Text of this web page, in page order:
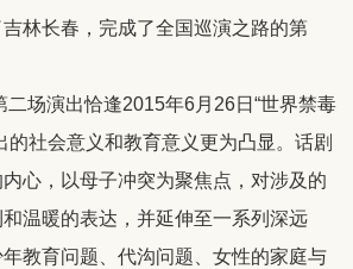
林长春，完成了全国巡演之路的第
二场演出恰逢2015年6月 26日“世界禁毒
的社会意义和教育意义更为凸显。话剧
心，以母子冲突为聚焦点，对涉及的
温暖的表达，并延伸至一系列深远
教育问题、代沟问题、女性的家庭与